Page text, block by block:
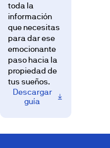
toda la
información
que necesitas
para dar ese
emocionante
paso hacia la
propiedad de
tus sueños.
Descargar
guía